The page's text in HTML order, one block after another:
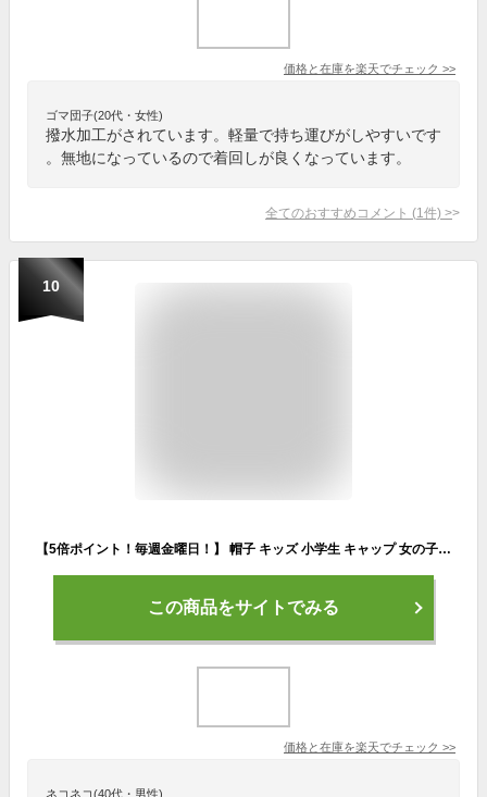
価格と在庫を楽天でチェック >>
ゴマ団子(20代・女性)
撥水加工がされています。軽量で持ち運びがしやすいです
。無地になっているので着回しが良くなっています。
全てのおすすめコメント (1 件) >
10
【5倍ポイント！毎週金曜日！】 帽子 キッズ 小学生 キャップ 女の子 シールド付き コットン 刺繍 LOGO リボン 可愛い 洗える パープル ピンク ブルー グリーン 春 夏 秋 冬 アウトドア 公園 幼稚園 保育園 小学生 通園 通学 SNK003
この商品をサイトでみる
価格と在庫を楽天でチェック >>
ネコネコ(40代・男性)